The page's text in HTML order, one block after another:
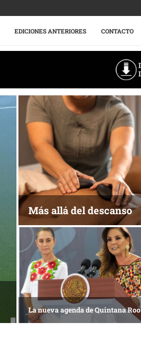
EDICIONES ANTERIORES CONTACTO
Más allá del descanso
La nueva agenda de Quintana Roo